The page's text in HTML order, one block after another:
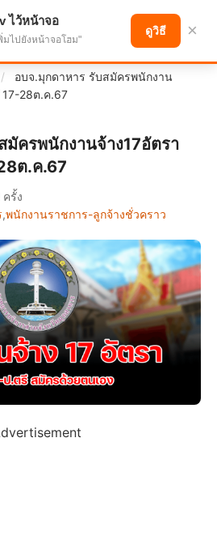
าคตที่ก้าวหน้า
/
อบจ.มุกดาหาร รับสมัครพนักงาน
28ต.ค.67
มัครพนักงานจ้าง17อัตรา
ต.ค.67
ครั้ง
,พนักงานราชการ-ลูกจ้างชั่วคราว
ไว้หน้าจอ
มไปยังหน้าจอโฮม"
ดูวิธี ×